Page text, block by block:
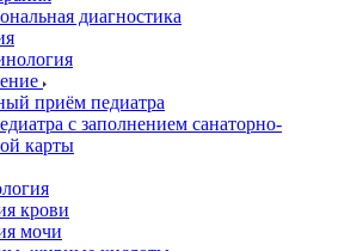
диагностика
приём педиатра
с заполнением санаторно-
карты
крови
мочи